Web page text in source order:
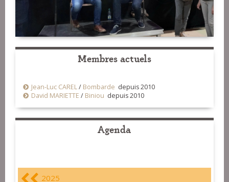
Membres actuels
Jean-Luc CAREL/ Bombarde depuis 2010
David MARIETTE / Biniou depuis 2010
Agenda
2025